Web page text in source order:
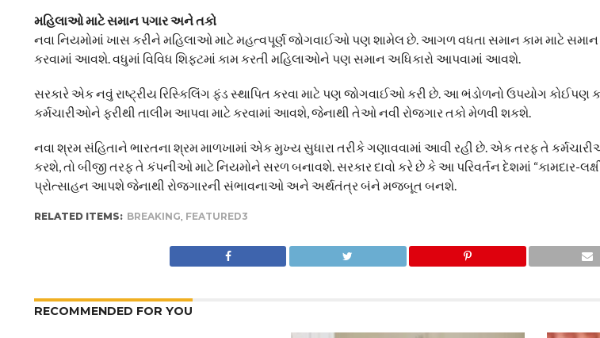
મહિલાઓ માટે સમાન પગાર અને તકો
નવા નિયમોમાં ખાસ કરીને મહિલાઓ માટે મહત્વપૂર્ણ જોગવાઈઓ પણ શામેલ છે. આગળ વધતા સમાન કામ માટે સમાન
કરવામાં આવશે. વધુમાં વિવિધ શિફ્ટમાં કામ કરતી મહિલાઓને પણ સમાન અધિકારો આપવામાં આવશે.
સરકારે એક નવું રાષ્ટ્રીય રિસ્કિલિંગ ફંડ સ્થાપિત કરવા માટે પણ જોગવાઈઓ કરી છે. આ ભંડોળનો ઉપયોગ કોઈપણ
કર્મચારીઓને ફરીથી તાલીમ આપવા માટે કરવામાં આવશે, જેનાથી તેઓ નવી રોજગાર તકો મેળવી શકશે.
નવા શ્રમ સંહિતાને ભારતના શ્રમ માળખામાં એક મુખ્ય સુધારા તરીકે ગણાવવામાં આવી રહી છે. એક તરફ તે
કરશે, તો બીજી તરફ તે કંપનીઓ માટે નિયમોને સરળ બનાવશે. સરકાર દાવો કરે છે કે આ પરિવર્તન દેશમાં “કામદાર-
પ્રોત્સાહન આપશે જેનાથી રોજગારની સંભાવનાઓ અને અર્થતંત્ર બંને મજબૂત બનશે.
RELATED ITEMS: BREAKING, FEATURED3
RECOMMENDED FOR YOU